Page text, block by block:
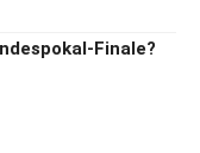
Finale?